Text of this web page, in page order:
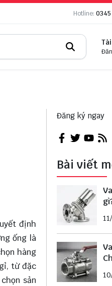
Hotline: 0345
định
ống là
hàng
từ đặc
sản
Đăng ký ngay
Bài viết